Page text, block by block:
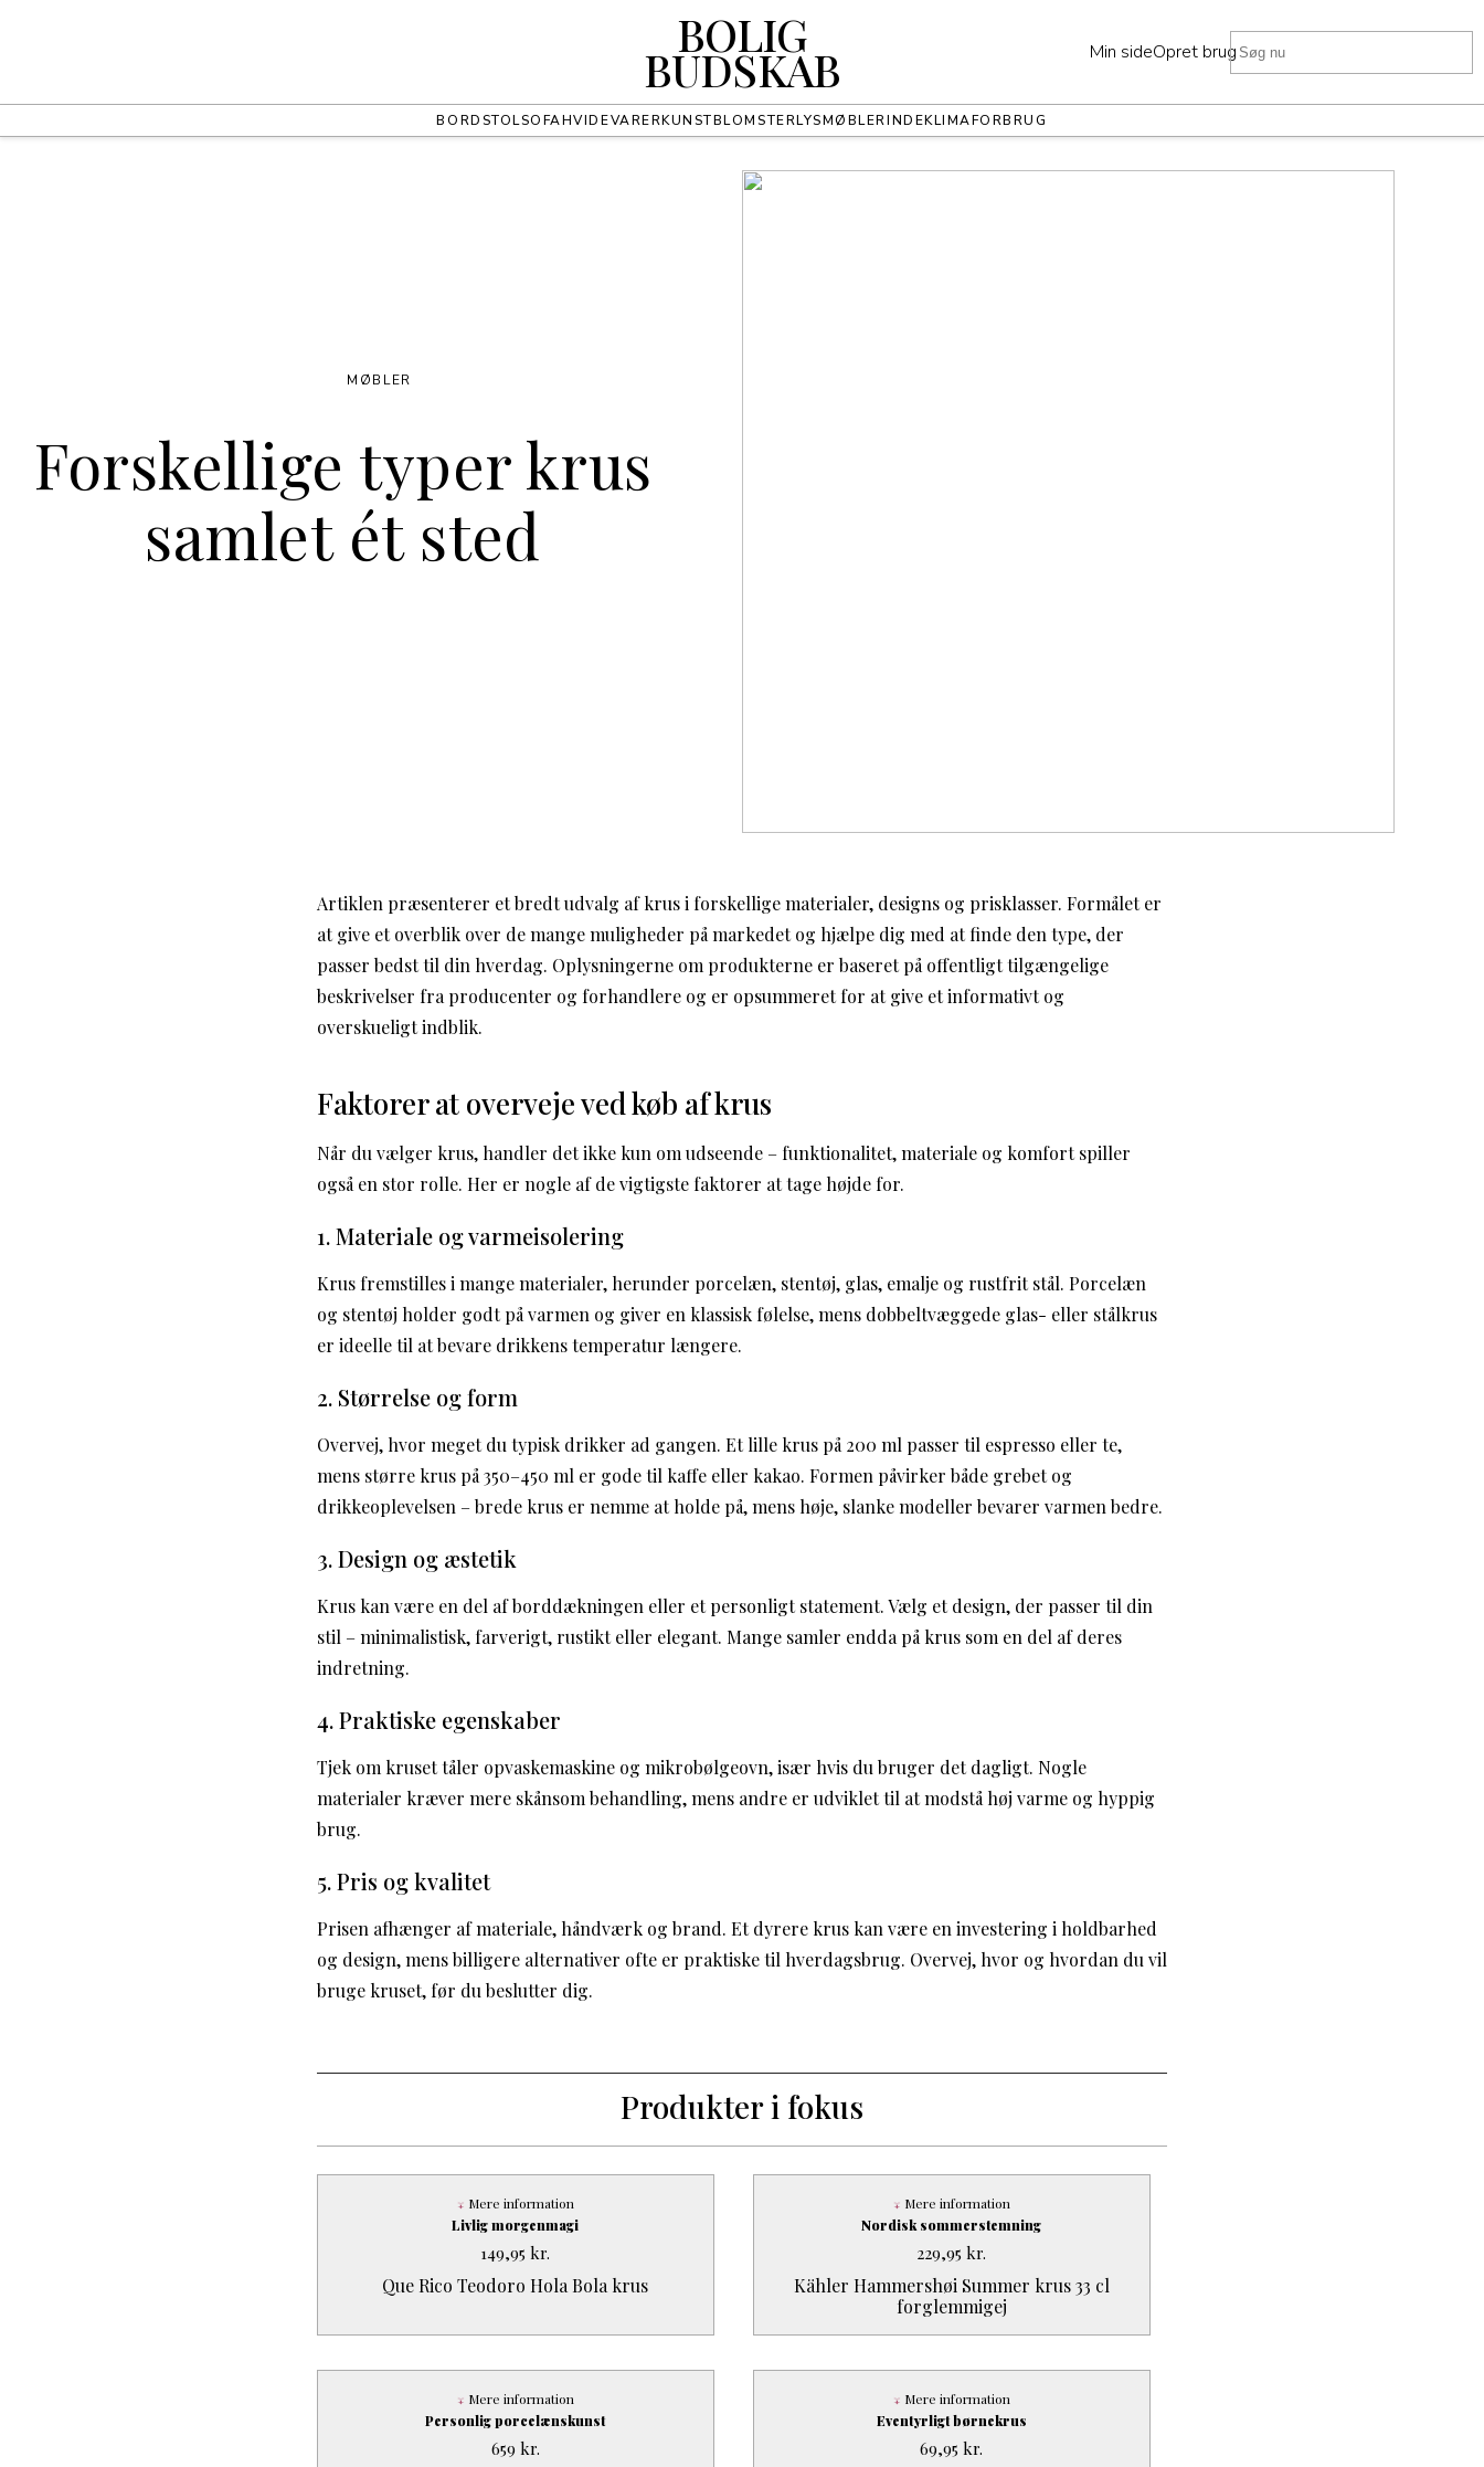
BOLIG
BUDSKAB Min sideOpret bruger
BORDSTOLSOFAHVIDEVARERKUNSTBLOMSTERLYSMØBLERINDEKLIMAFORBRUG
Forskellige typer krus
samlet ét sted
MØBLER
Artiklen præsenterer et bredt udvalg af krus i forskellige materialer, designs og prisklasser. Formålet er
at give et overblik over de mange muligheder på markedet og hjælpe dig med at finde den type, der
passer bedst til din hverdag. Oplysningerne om produkterne er baseret på offentligt tilgængelige
beskrivelser fra producenter og forhandlere og er opsummeret for at give et informativt og
overskueligt indblik.
Faktorer at overveje ved køb af krus
Når du vælger krus, handler det ikke kun om udseende – funktionalitet, materiale og komfort spiller
også en stor rolle. Her er nogle af de vigtigste faktorer at tage højde for.
1. Materiale og varmeisolering
Krus fremstilles i mange materialer, herunder porcelæn, stentøj, glas, emalje og rustfrit stål. Porcelæn
og stentøj holder godt på varmen og giver en klassisk følelse, mens dobbeltvæggede glas- eller stålkrus
er ideelle til at bevare drikkens temperatur længere.
2. Størrelse og form
Overvej, hvor meget du typisk drikker ad gangen. Et lille krus på 200 ml passer til espresso eller te,
mens større krus på 350–450 ml er gode til kaffe eller kakao. Formen påvirker både grebet og
drikkeoplevelsen – brede krus er nemme at holde på, mens høje, slanke modeller bevarer varmen bedre.
3. Design og æstetik
Krus kan være en del af borddækningen eller et personligt statement. Vælg et design, der passer til din
stil – minimalistisk, farverigt, rustikt eller elegant. Mange samler endda på krus som en del af deres
indretning.
4. Praktiske egenskaber
Tjek om kruset tåler opvaskemaskine og mikrobølgeovn, især hvis du bruger det dagligt. Nogle
materialer kræver mere skånsom behandling, mens andre er udviklet til at modstå høj varme og hyppig
brug.
5. Pris og kvalitet
Prisen afhænger af materiale, håndværk og brand. Et dyrere krus kan være en investering i holdbarhed
og design, mens billigere alternativer ofte er praktiske til hverdagsbrug. Overvej, hvor og hvordan du vil
bruge kruset, før du beslutter dig.
Produkter i fokus
Livlig morgenmagi
Que Rico Teodoro Hola Bola krus
149,95 kr.
Mere information
Nordisk sommerstemning
Kähler Hammershøi Summer krus 33 cl
forglemmigej
229,95 kr.
Mere information
Personlig porcelænskunst
659 kr.
Mere information
Eventyrligt børnekrus
69,95 kr.
Mere information